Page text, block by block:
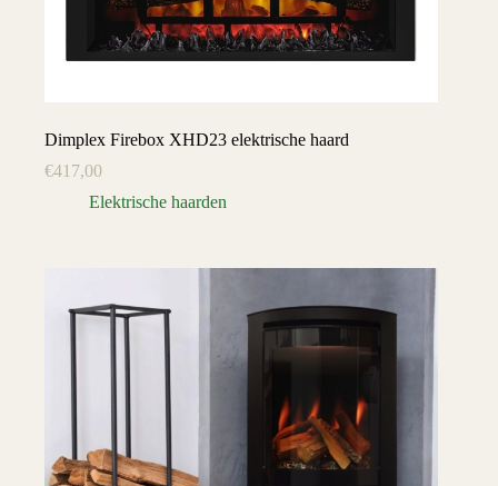
Dimplex Firebox XHD23 elektrische haard
€417,00
Elektrische haarden